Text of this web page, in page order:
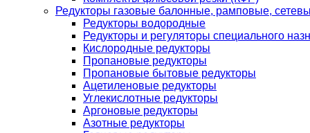
Редукторы газовые балонные, рамповые,
Редукторы водородные
Редукторы и регуляторы специального
Кислородные редукторы
Пропановые редукторы
Пропановые бытовые редукторы
Ацетиленовые редукторы
Углекислотные редукторы
Аргоновые редукторы
Азотные редукторы